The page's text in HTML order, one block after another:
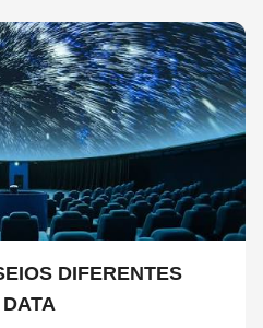
DIFERENTES